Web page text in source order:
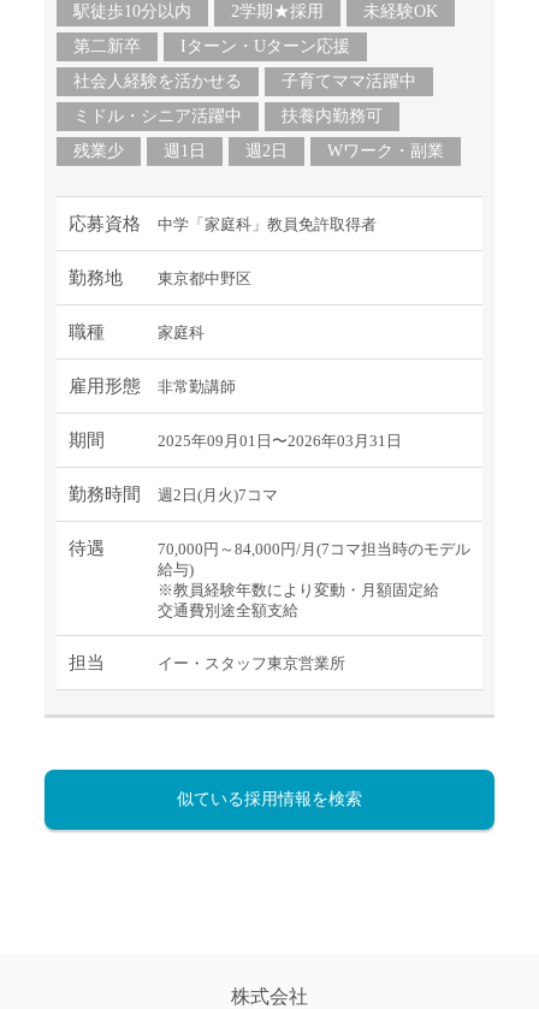
駅徒歩10分以内 2学期★採用
未経験OK
第二新卒
Iターン・Uターン応援
社会人経験を活かせる
子育てママ活躍中
ミドル・シニア活躍中
扶養内勤務可
残業少
週1日 週2日 Wワーク・副業
応募資格 中学「家庭科」教員免許取得者
勤務地 東京都中野区
職種 家庭科
雇用形態 非常勤講師
期間 2025年09月01日〜2026年03月31日
勤務時間 週2日(月火)7コマ
待遇
70,000円～84,000円/月(7コマ担当時のモデル
給与)
※教員経験年数により変動・月額固定給
交通費別途全額支給
担当 イー・スタッフ東京営業所
似ている採用情報を検索
株式会社